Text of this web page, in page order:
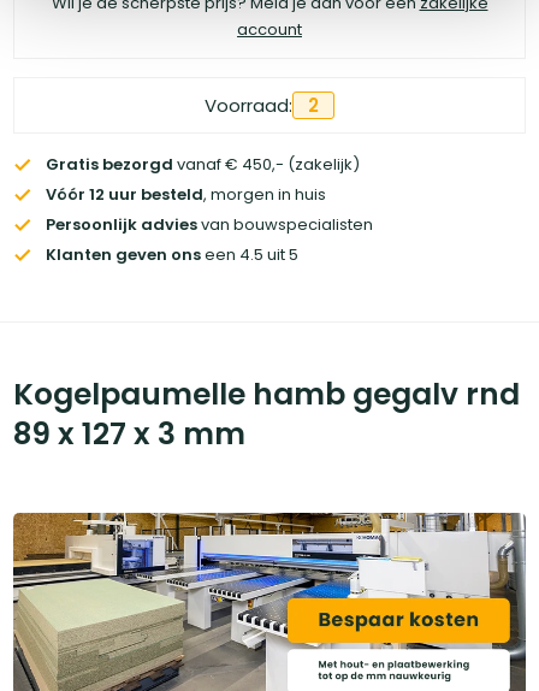
account
Voorraad: 2
Gratis bezorgd vanaf € 450,- (zakelijk)
Vóór 12 uur besteld, morgen in huis
Persoonlijk adviesvan bouwspecialisten
Klanten geven onseen 4.5 uit 5
Kogelpaumelle hamb gegalv rnd
89 x 127 x 3 mm